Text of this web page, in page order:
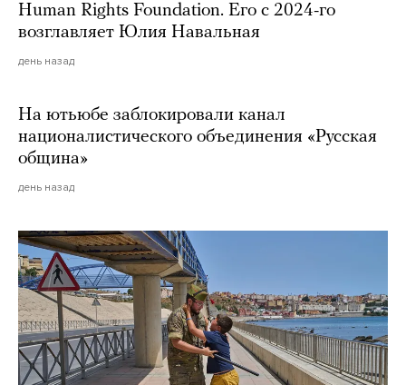
Human Rights Foundation. Его с 2024-го
возглавляет Юлия Навальная
день назад
На ютьюбе заблокировали канал
националистического объединения «Русская
община»
день назад